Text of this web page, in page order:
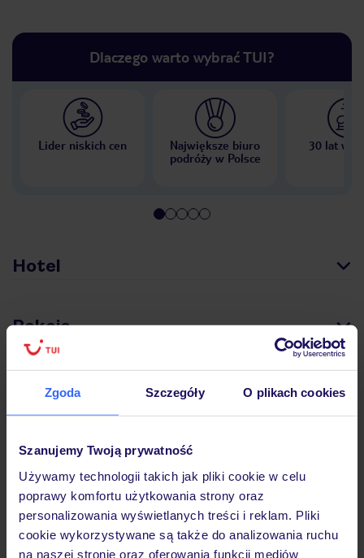
Zgoda Szczegóły O plikach cookies
Szanujemy Twoją prywatność
Używamy technologii takich jak pliki cookie w celu
poprawy komfortu użytkowania strony oraz
personalizowania wyświetlanych treści i reklam. Pliki
cookie wykorzystywane są także do analizowania ruchu
na naszej stronie oraz oferowania funkcji mediów
Dlaczego warto wybrać TUI?
Lider niskich cen
Największe biuro
podróży w Polsce
30 lat w
Hotel
Pokoje
Wyżywienie
Atrakcje
Ważne informacje